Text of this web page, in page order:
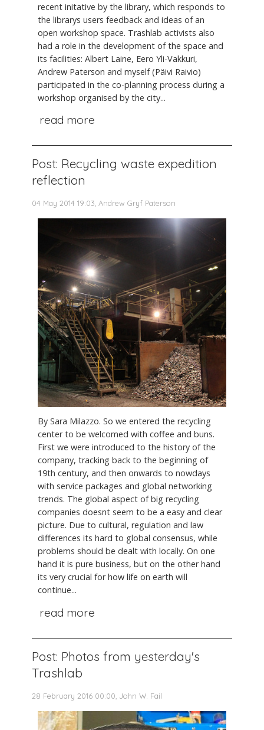
recent initative by the library, which responds to
the librarys users feedback and ideas of an
open workshop space. Trashlab activists also
had a role in the development of the space and
its facilities: Albert Laine, Eero Yli-Vakkuri,
Andrew Paterson and myself (Päivi Raivio)
participated in the co-planning process during a
workshop organised by the city...
read more
Post: Recycling waste expedition
reflection
04 May 2014 19:03, Andrew Gryf Paterson
By Sara Milazzo. So we entered the recycling
center to be welcomed with coffee and buns.
First we were introduced to the history of the
company, tracking back to the beginning of
19th century, and then onwards to nowdays
with service packages and global networking
trends. The global aspect of big recycling
companies doesnt seem to be a easy and clear
picture. Due to cultural, regulation and law
differences its hard to global consensus, while
problems should be dealt with locally. On one
hand it is pure business, but on the other hand
its very crucial for how life on earth will
continue...
read more
Post: Photos from yesterday's
Trashlab
28 February 2016 00:00, John W. Fail